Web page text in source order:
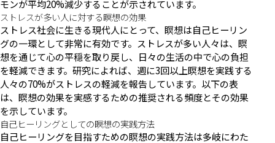
モンが平均20%減少することが示されています。
ストレスが多い人に対する瞑想の効果
ストレス社会に生きる現代人にとって、瞑想は自己ヒーリン
グの一環として非常に有効です。ストレスが多い人々は、瞑
想を通じて心の平穏を取り戻し、日々の生活の中で心の負担
を軽減できます。研究によれば、週に3回以上瞑想を実践する
人々の70%がストレスの軽減を報告しています。以下の表
は、瞑想の効果を実感するための推奨される頻度とその効果
を示しています。
自己ヒーリングとしての瞑想の実践方法
自己ヒーリングを目指すための瞑想の実践方法は多岐にわた